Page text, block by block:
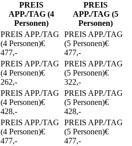
PREIS
APP./TAG (4
Personen)
PREIS
APP./TAG (5
Personen)
€
477,-
€
477,-
€
262,-
€
322,-
€
428,-
€
428,-
€
477,-
€
477,-